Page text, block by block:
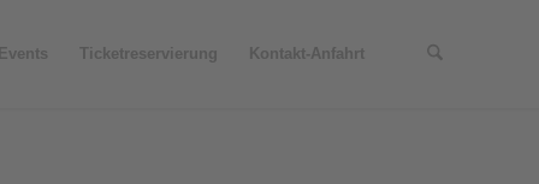
Ticketreservierung Kontakt-Anfahrt